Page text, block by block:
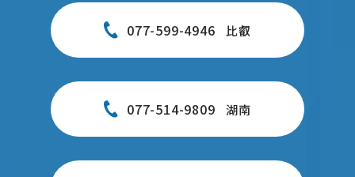
077-599-4946 比叡
077-514-9809 湖南